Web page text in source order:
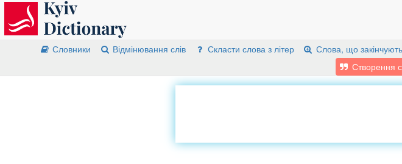
Словники Відмінювання слів Скласти слова з літер Слова, що
Створення